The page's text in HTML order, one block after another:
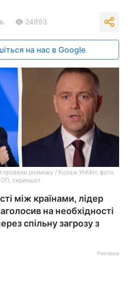
24993
на нас в Google
провели розмову / Колаж УНІАН, фото
ОП, скриншот
між країнами, лідер
на необхідності
спільну загрозу з
Реклама